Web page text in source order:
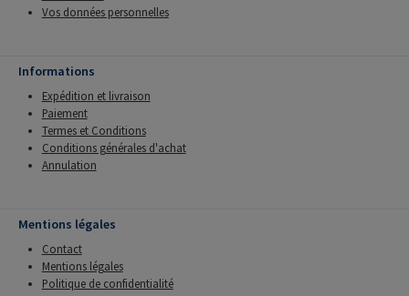
Vos données personnelles
Informations
Expédition et livraison
Paiement
Termes et Conditions
Conditions générales d'achat
Annulation
Mentions légales
Contact
Mentions légales
Politique de confidentialité